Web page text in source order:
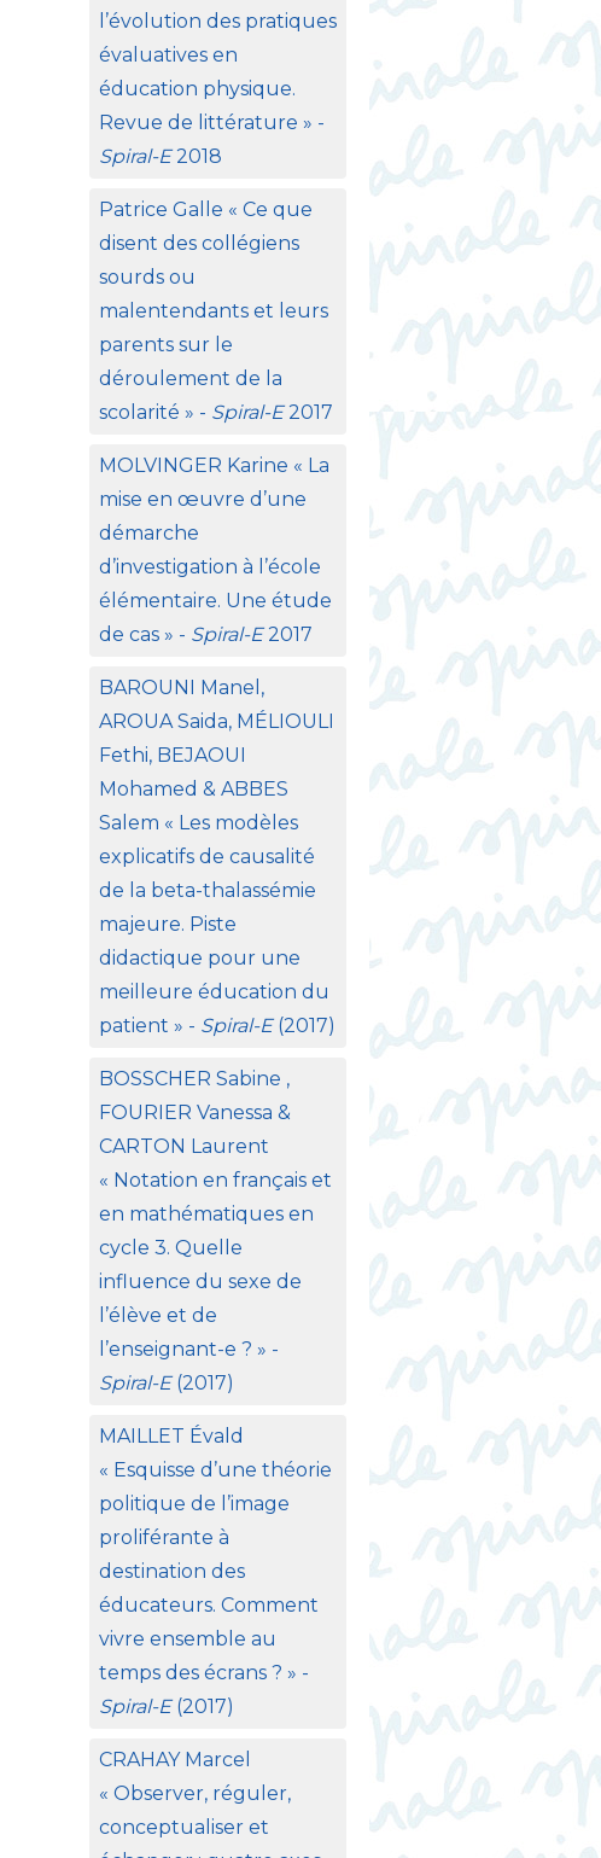
l’évolution des pratiques
évaluatives en
éducation physique.
Revue de littérature » -
Spiral-E2018
Patrice Galle « Ce que
disent des collégiens
sourds ou
malentendants et leurs
parents sur le
déroulement de la
scolarité » - Spiral-E2017
MOLVINGER Karine « La
mise en œuvre d’une
démarche
d’investigation à l’école
élémentaire. Une étude
de cas » - Spiral-E2017
BAROUNI Manel,
AROUA Saida, MÉLIOULI
Fethi, BEJAOUI
Mohamed &ABBES
Salem « Les modèles
explicatifs de causalité
de la beta-thalassémie
majeure. Piste
didactique pour une
meilleure éducation du
patient » - Spiral-E(2017)
BOSSCHER Sabine ,
FOURIER Vanessa &
CARTON Laurent
« Notation en français et
en mathématiques en
cycle 3. Quelle
influence du sexe de
l’élève et de
l’enseignant-e ? » -
Spiral-E(2017)
MAILLET Évald
« Esquisse d’une théorie
politique de l’image
proliférante à
destination des
éducateurs. Comment
vivre ensemble au
temps des écrans ? » -
Spiral-E(2017)
CRAHAYMarcel
« Observer, réguler,
conceptualiser et